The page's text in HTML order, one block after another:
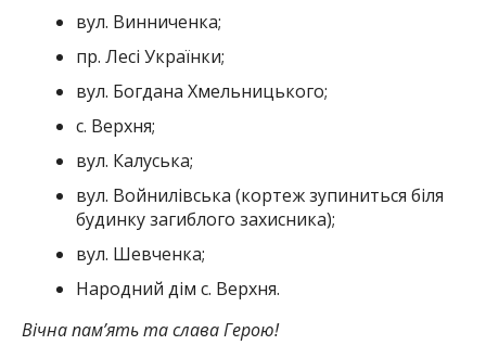
вул. Винниченка;
пр. Лесі Українки;
вул. Богдана Хмельницького;
с. Верхня;
вул. Калуська;
вул. Войнилівська (кортеж зупиниться біля
будинку загиблого захисника);
вул. Шевченка;
Народний дім с. Верхня.
Вічна пам’ять та слава Герою!